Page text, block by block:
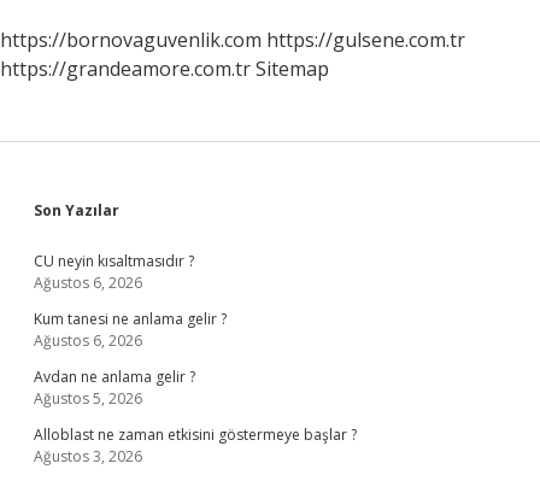
https://bornovaguvenlik.com https://gulsene.com.tr
https://grandeamore.com.trSitemap
Sidebar
Son Yazılar
CU neyin kısaltmasıdır ?
Ağustos 6, 2026
Kum tanesi ne anlama gelir ?
Ağustos 6, 2026
Avdan ne anlama gelir ?
Ağustos 5, 2026
Alloblast ne zaman etkisini göstermeye başlar ?
Ağustos 3, 2026